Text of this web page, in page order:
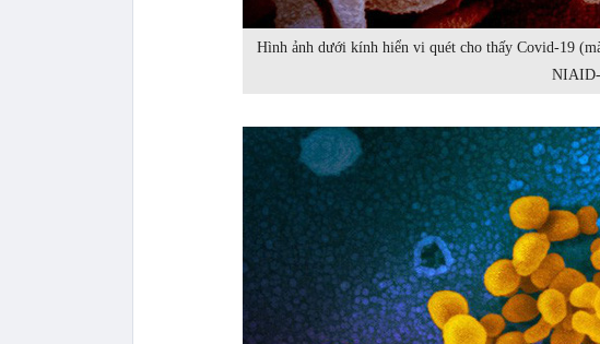
Hình ảnh dưới kính hiển vi quét cho thấy Covid-19